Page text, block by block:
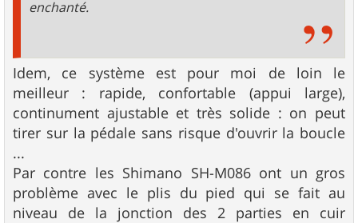
enchanté.
Idem, ce système est pour moi de loin le
meilleur : rapide, confortable (appui large),
continument ajustable et très solide : on peut
tirer sur la pédale sans risque d'ouvrir la boucle
...
Par contre les Shimano SH-M086 ont un gros
problème avec le plis du pied qui se fait au
niveau de la jonction des 2 parties en cuir